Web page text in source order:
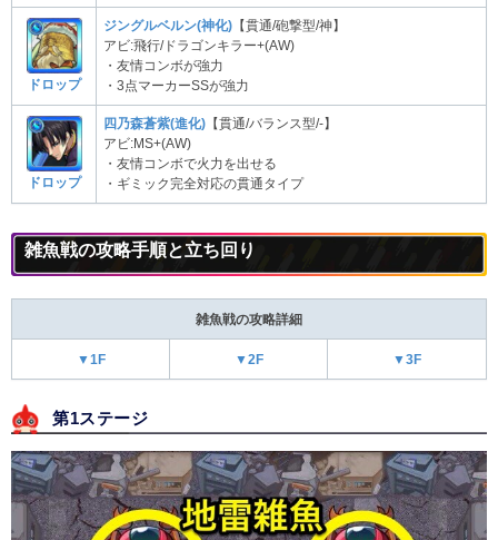
ドロップ
ジングルベルン(神化) 【貫通/砲撃型/神】
アビ:飛行/ドラゴンキラー+(AW)
・友情コンボが強力
・3点マーカーSSが強力
ドロップ
四乃森蒼紫(進化) 【貫通/バランス型/-】
アビ:MS+(AW)
・友情コンボで火力を出せる
・ギミック完全対応の貫通タイプ
雑魚戦の攻略手順と立ち回り
雑魚戦の攻略詳細
▼1F ▼2F ▼3F
第1ステージ